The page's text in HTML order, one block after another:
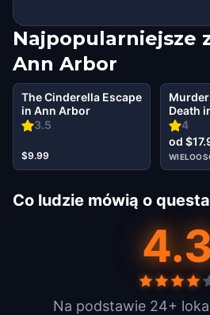
Najpopularniejsze
Ann Arbor
3.5
The Cinderella Escape
in Ann Arbor
$9.99
4
Death
in Ann
od
Co ludzie mówią o
Na podstawie 24+